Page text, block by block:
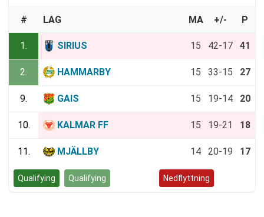
# LAG MA +/- P
1. SIRIUS 15 42-17 41
2. HAMMARBY 15 33-15 27
9. GAIS 15 19-14 20
10. KALMAR FF 15 19-21 18
11. MJÄLLBY 14 20-19 17
Qualifying Qualifying Nedflyttning